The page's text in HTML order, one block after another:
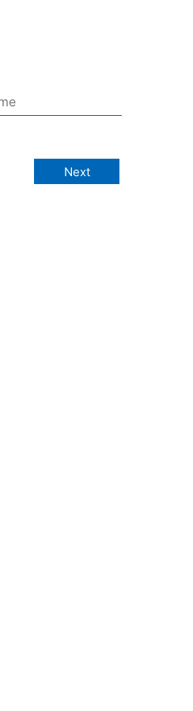
Next